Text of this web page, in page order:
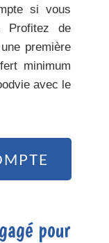
si vous
Profitez de
première
minimum
avec le
pour